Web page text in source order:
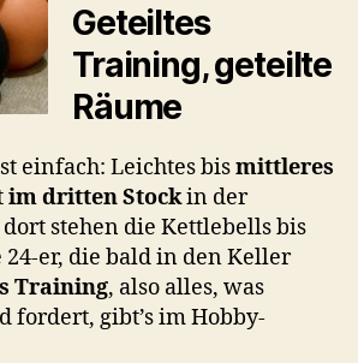
Geteiltes
Training, geteilte
Räume
einfach: Leichtes bismittleres
im dritten Stockin der
stehen die Kettlebells bis
24-er, die bald in den Keller
Training, also alles, was
fordert, gibt’s im Hobby-